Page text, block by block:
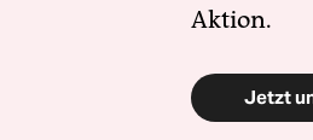
Aktion.
Jetzt